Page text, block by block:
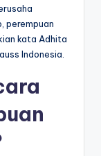
perempuan
kata Adhita
Indonesia.